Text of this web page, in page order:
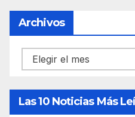
Archivos
Archivos
Las 10 Noticias Más